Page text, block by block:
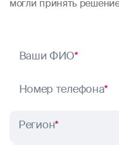
могли принять
Ваши ФИО*
Номер телефона*
Регион*